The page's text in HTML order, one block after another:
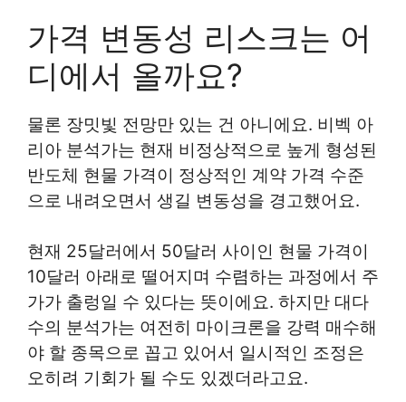
가격 변동성 리스크는 어
디에서 올까요?
물론 장밋빛 전망만 있는 건 아니에요. 비벡 아
리아 분석가는 현재 비정상적으로 높게 형성된
반도체 현물 가격이 정상적인 계약 가격 수준
으로 내려오면서 생길 변동성을 경고했어요.
현재 25달러에서 50달러 사이인 현물 가격이
10달러 아래로 떨어지며 수렴하는 과정에서 주
가가 출렁일 수 있다는 뜻이에요. 하지만 대다
수의 분석가는 여전히 마이크론을 강력 매수해
야 할 종목으로 꼽고 있어서 일시적인 조정은
오히려 기회가 될 수도 있겠더라고요.